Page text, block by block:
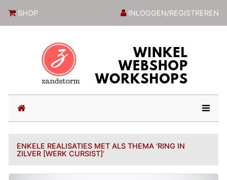
SHOP INLOGGEN/REGISTREREN
(current)
ENKELE REALISATIES MET ALS THEMA 'RING IN
ZILVER [WERK CURSIST]'